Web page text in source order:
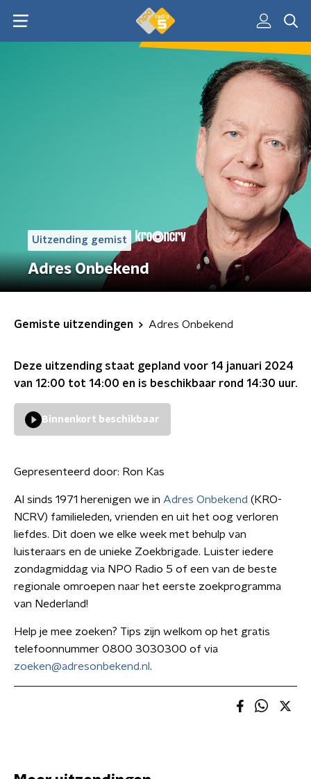
Uitzending gemist
Adres Onbekend
Gemiste uitzendingen Adres Onbekend
Deze uitzending staat gepland voor 14 januari 2024
van 12:00 tot 14:00 en is beschikbaar rond 14:30 uur.
Binnenkort beschikbaar
Gepresenteerd door: Ron Kas
Al sinds 1971 herenigen we in Adres Onbekend (KRO-
NCRV) familieleden, vrienden en uit het oog verloren
liefdes. Dit doen we elke week met behulp van
luisteraars en de unieke Zoekbrigade. Luister iedere
zondagmiddag via NPO Radio 5 of een van de beste
regionale omroepen naar het eerste zoekprogramma
van Nederland!
Help je mee zoeken? Tips zijn welkom op het gratis
telefoonnummer 0800 3030300 of via
zoeken@adresonbekend.nl .